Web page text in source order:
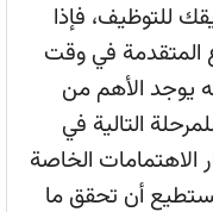
للتوظيف، فإذا
في وقت
يوجد الأهم من
التالية في
الاهتمامات الخاصة
أن تحقق ما